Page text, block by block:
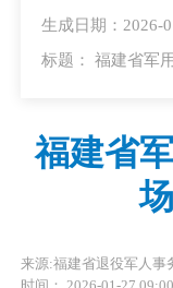
生成日期：2026-
标题： 福建省军
福建省
来源:福建省退役军人事